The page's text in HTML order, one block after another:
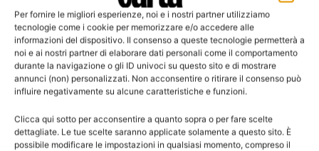
Per fornire le migliori esperienze, noi e i nostri partner utilizziamo
tecnologie come i cookie per memorizzare e/o accedere alle
informazioni del dispositivo. Il consenso a queste tecnologie permetterà a
noi e ai nostri partner di elaborare dati personali come il comportamento
durante la navigazione o gli ID univoci su questo sito e di mostrare
annunci (non) personalizzati. Non acconsentire o ritirare il consenso può
influire negativamente su alcune caratteristiche e funzioni.
Clicca qui sotto per acconsentire a quanto sopra o per fare scelte
dettagliate. Le tue scelte saranno applicate solamente a questo sito. È
possibile modificare le impostazioni in qualsiasi momento, compreso il
Indonesia
Un nuovo sistema di spappolamento a
tamburo FibreFlow per PT Suparma